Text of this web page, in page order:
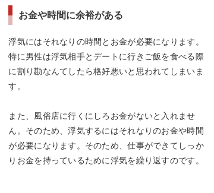
お金や時間に余裕がある
浮気にはそれなりの時間とお金が必要になります。
特に男性は浮気相手とデートに行きご飯を食べる際
に割り勘なんてしたら格好悪いと思われてしまいま
す。
また、風俗店に行くにしろお金がないと入れませ
ん。そのため、浮気するにはそれなりのお金や時間
が必要になります。そのため、仕事ができてしっか
りお金を持っているために浮気を繰り返すのです。